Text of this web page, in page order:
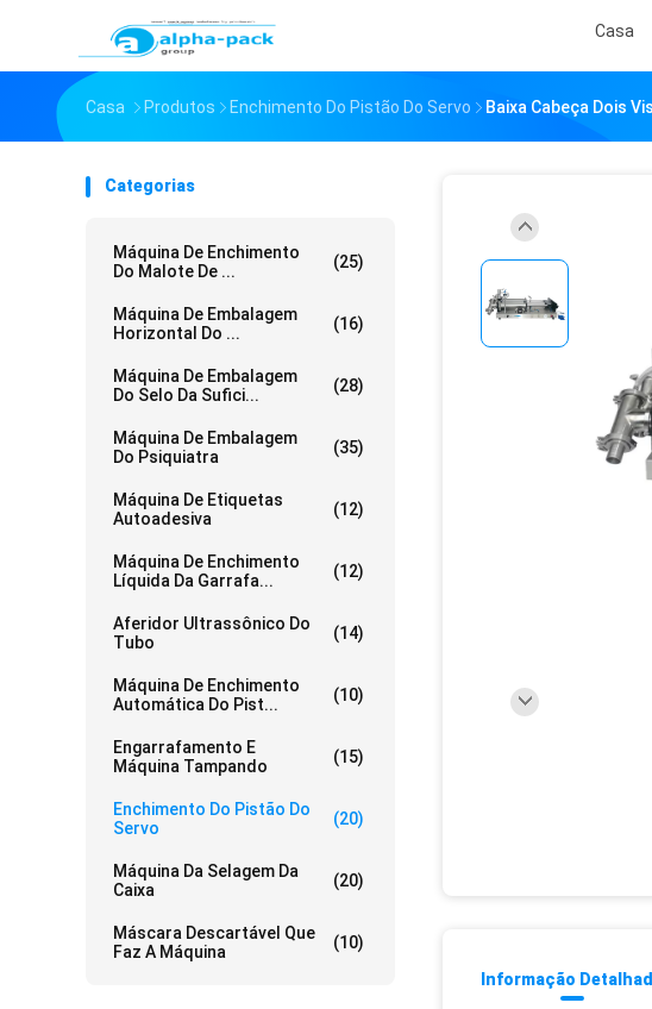
Casa
Casa Produtos Enchimento Do Pistão Do Servo Baixa Cabeça Dois
Categorias
Máquina De Enchimento
Do Malote De ...
(25)
Máquina De Embalagem
Horizontal Do ...
(16)
Máquina De Embalagem
Do Selo Da Sufici...
(28)
Máquina De Embalagem
Do Psiquiatra
(35)
Máquina De Etiquetas
Autoadesiva
(12)
Máquina De Enchimento
Líquida Da Garrafa...
(12)
Aferidor Ultrassônico Do
Tubo
(14)
Máquina De Enchimento
Automática Do Pist...
(10)
Engarrafamento E
Máquina Tampando
(15)
Enchimento Do Pistão Do
Servo
(20)
Máquina Da Selagem Da
Caixa
(20)
Máscara Descartável Que
Faz A Máquina
(10)
Informação